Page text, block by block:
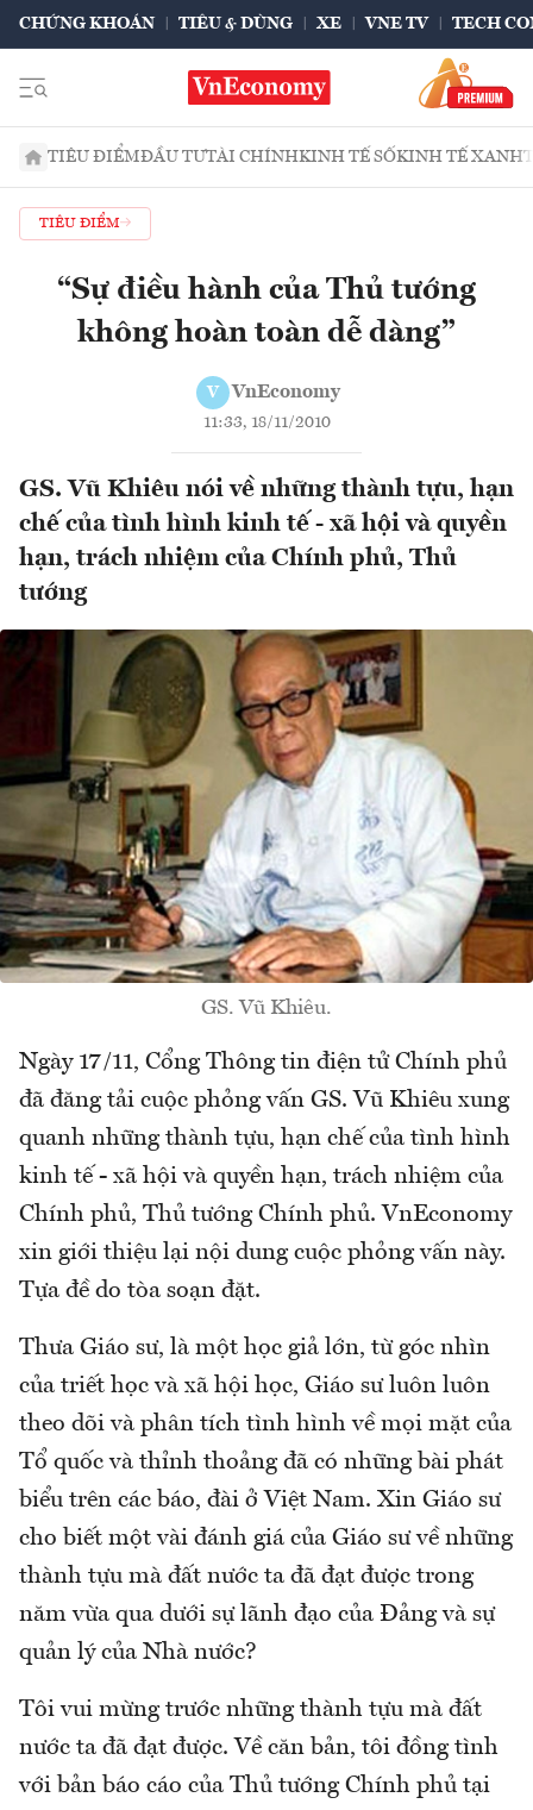
CHỨNG KHOÁN TIÊU & DÙNG XE VNE TV TECH
TIÊU ĐIỂMĐẦU TƯTÀI CHÍNHKINH TẾ SỐKINH TẾ XANH
TIÊU ĐIỂM
“Sự điều hành của Thủ tướng
không hoàn toàn dễ dàng”
V VnEconomy
11:33, 18/11/2010
GS. Vũ Khiêu nói về những thành tựu, hạn
chế của tình hình kinh tế - xã hội và quyền
hạn, trách nhiệm của Chính phủ, Thủ
tướng
GS. Vũ Khiêu.
Ngày 17/11, Cổng Thông tin điện tử Chính phủ
đã đăng tải cuộc phỏng vấn GS. Vũ Khiêu xung
quanh những thành tựu, hạn chế của tình hình
kinh tế - xã hội và quyền hạn, trách nhiệm của
Chính phủ, Thủ tướng Chính phủ. VnEconomy
xin giới thiệu lại nội dung cuộc phỏng vấn này.
Tựa đề do tòa soạn đặt.
Thưa Giáo sư, là một học giả lớn, từ góc nhìn
của triết học và xã hội học, Giáo sư luôn luôn
theo dõi và phân tích tình hình về mọi mặt của
Tổ quốc và thỉnh thoảng đã có những bài phát
biểu trên các báo, đài ở Việt Nam. Xin Giáo sư
cho biết một vài đánh giá của Giáo sư về những
thành tựu mà đất nước ta đã đạt được trong
năm vừa qua dưới sự lãnh đạo của Đảng và sự
quản lý của Nhà nước?
Tôi vui mừng trước những thành tựu mà đất
nước ta đã đạt được. Về căn bản, tôi đồng tình
với bản báo cáo của Thủ tướng Chính phủ tại